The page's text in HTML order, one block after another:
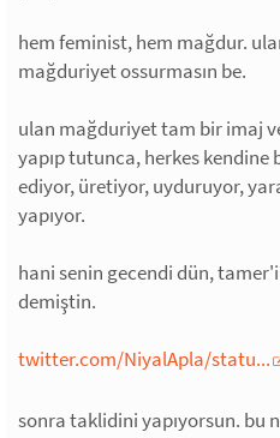
hem feminist, hem mağdur.
mağduriyet ossurmasın be.
ulan mağduriyet tam bir imaj
yapıp tutunca, herkes
ediyor, üretiyor, uyduruyor,
yapıyor.
hani senin gecendi dün,
demiştin.
twitter.com/NiyalApla/statu...
sonra taklidini yapıyorsun. bu